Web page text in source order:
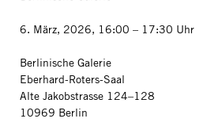
6. März, 2026, 16:00 – 17:30 Uhr
Berlinische Galerie
Eberhard-Roters-Saal
Alte Jakobstrasse 124–128
10969 Berlin